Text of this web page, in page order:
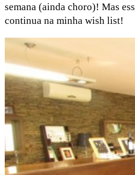
semana (ainda choro)! Mas
continua na minha wish list!